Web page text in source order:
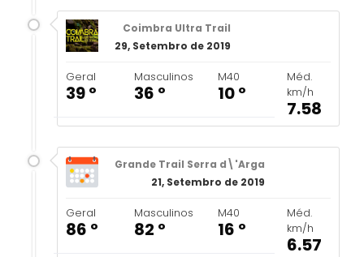
Coimbra Ultra Trail
29, Setembro de 2019
Geral
39 º
Masculinos
36 º
M40
10 º
Méd.
km/h
7.58
Grande Trail Serra d\'Arga
21, Setembro de 2019
Geral
86 º
Masculinos
82 º
M40
16 º
Méd.
km/h
6.57